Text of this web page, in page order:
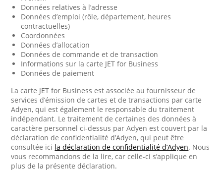
Données relatives à l’adresse
Données d’emploi (rôle, département, heures
contractuelles)
Coordonnées
Données d’allocation
Données de commande et de transaction
Informations sur la carte JET for Business
Données de paiement
La carte JET for Business est associée au fournisseur de
services d’émission de cartes et de transactions par carte
Adyen, qui est également le responsable du traitement
indépendant. Le traitement de certaines des données à
caractère personnel ci-dessus par Adyen est couvert par la
déclaration de confidentialité d’Adyen, qui peut être
consultée ici la déclaration de confidentialité d’Adyen. Nous
vous recommandons de la lire, car celle-ci s’applique en
plus de la présente déclaration.